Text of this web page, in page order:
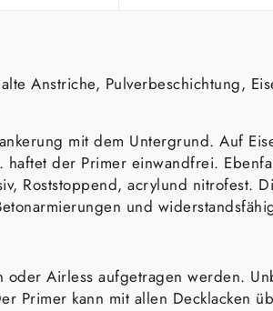
Anstriche, Pulverbeschichtung,
mit dem Untergrund. Auf
der Primer einwandfrei.
Roststoppend, acrylund nitrofest.
und
oder Airless aufgetragen werden.
Primer kann mit allen Decklacken